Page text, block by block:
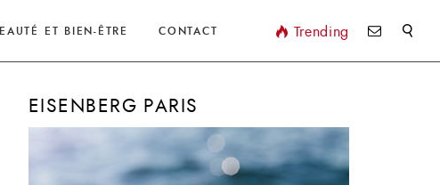
ET BIEN-ÊTRE CONTACT Trending
EISENBERG PARIS